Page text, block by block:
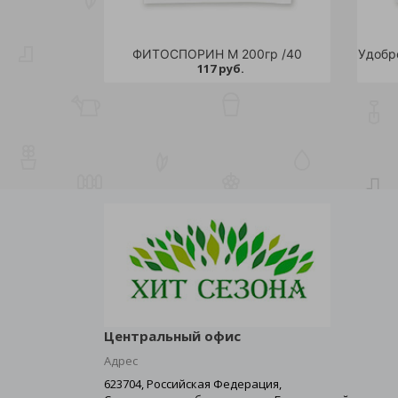
ФИТОСПОРИН М 200гр /40
117 руб.
Центральный офис
Адрес
623704, Российская Федерация,